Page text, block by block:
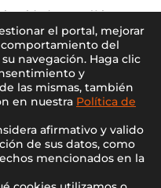
–Política
–Mi Cuenta
el portal, mejorar
comportamiento del
navegación. Haga clic
y
las mismas, también
en nuestra Política de
afirmativo y valido
de sus datos, como
mencionados en la